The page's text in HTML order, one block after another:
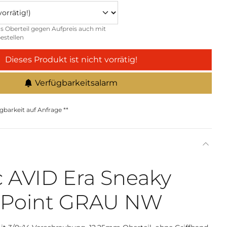
Oberteil gegen Aufpreis auch mit
Dieses Produkt ist nicht vorrätig!
Verfügbarkeitsalarm
auf Anfrage **
Era Sneaky
GRAU NW